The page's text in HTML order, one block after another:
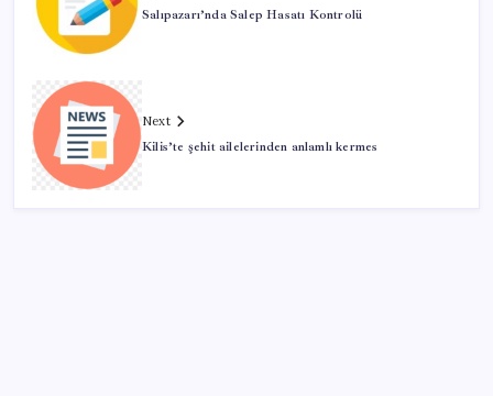
Salıpazarı’nda Salep Hasatı Kontrolü
Next
Kilis’te şehit ailelerinden anlamlı kermes